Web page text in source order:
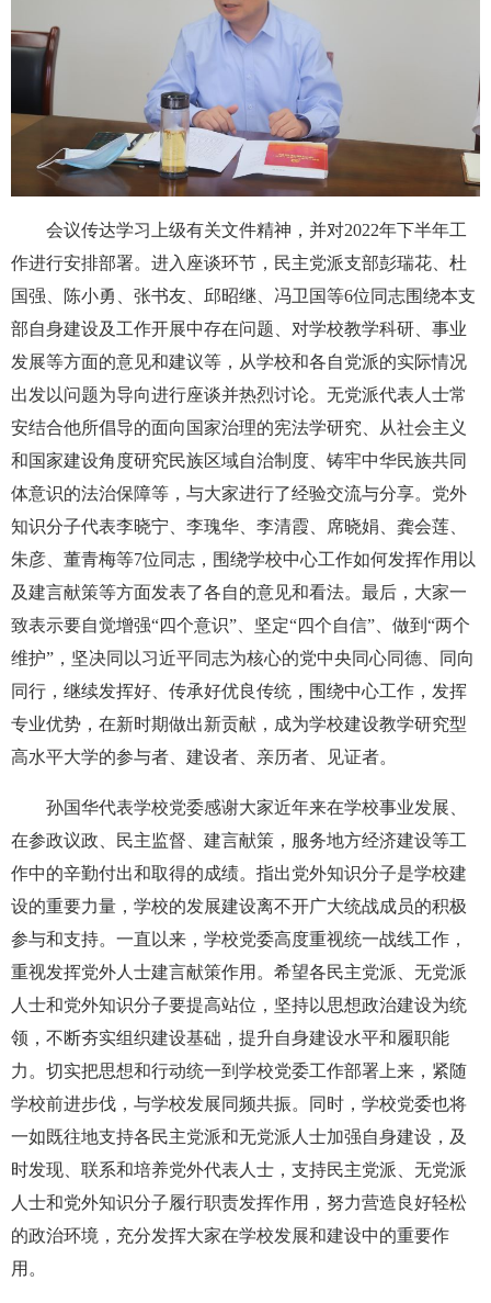
会议传达学习上级有关文件精神，并对2022年下半年工
作进行安排部署。进入座谈环节，民主党派支部彭瑞花、杜
国强、陈小勇、张书友、邱昭继、冯卫国等6位同志围绕本支
部自身建设及工作开展中存在问题、对学校教学科研、事业
发展等方面的意见和建议等，从学校和各自党派的实际情况
出发以问题为导向进行座谈并热烈讨论。无党派代表人士常
安结合他所倡导的面向国家治理的宪法学研究、从社会主义
和国家建设角度研究民族区域自治制度、铸牢中华民族共同
体意识的法治保障等，与大家进行了经验交流与分享。党外
知识分子代表李晓宁、李瑰华、李清霞、席晓娟、龚会莲、
朱彦、董青梅等7位同志，围绕学校中心工作如何发挥作用以
及建言献策等方面发表了各自的意见和看法。最后，大家一
致表示要自觉增强“四个意识”、坚定“四个自信”、做到“两个
维护”，坚决同以习近平同志为核心的党中央同心同德、同向
同行，继续发挥好、传承好优良传统，围绕中心工作，发挥
专业优势，在新时期做出新贡献，成为学校建设教学研究型
高水平大学的参与者、建设者、亲历者、见证者。
孙国华代表学校党委感谢大家近年来在学校事业发展、
在参政议政、民主监督、建言献策，服务地方经济建设等工
作中的辛勤付出和取得的成绩。指出党外知识分子是学校建
设的重要力量，学校的发展建设离不开广大统战成员的积极
参与和支持。一直以来，学校党委高度重视统一战线工作，
重视发挥党外人士建言献策作用。希望各民主党派、无党派
人士和党外知识分子要提高站位，坚持以思想政治建设为统
领，不断夯实组织建设基础，提升自身建设水平和履职能
力。切实把思想和行动统一到学校党委工作部署上来，紧随
学校前进步伐，与学校发展同频共振。同时，学校党委也将
一如既往地支持各民主党派和无党派人士加强自身建设，及
时发现、联系和培养党外代表人士，支持民主党派、无党派
人士和党外知识分子履行职责发挥作用，努力营造良好轻松
的政治环境，充分发挥大家在学校发展和建设中的重要作
用。